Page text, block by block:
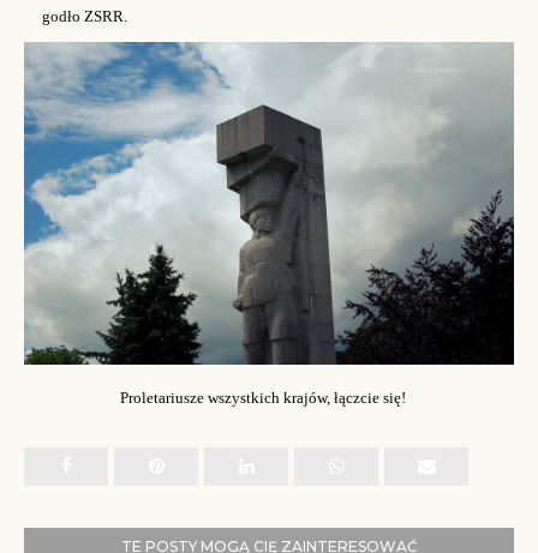
godło ZSRR.
Proletariusze wszystkich krajów, łączcie się!
TE POSTY MOGĄ CIĘ ZAINTERESOWAĆ